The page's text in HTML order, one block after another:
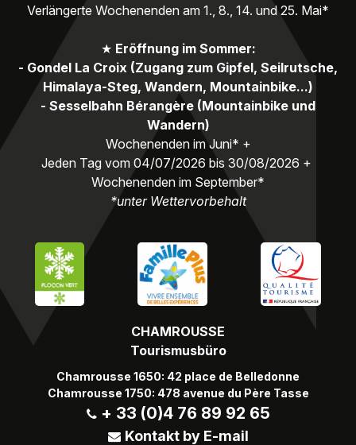
CHAMROUSSE
Tourismusbüro
Chamrousse 1650: 42 place de Belledonne
Chamrousse 1750: 478 avenue du Père Tasse
+ 33 (0)4 76 89 92 65
Kontakt by E-mail
Verlängerte Wochenenden am 1., 8., 14. und 25. Mai*
★ Eröffnung im Sommer:
- Gondel La Croix (Zugang zum Gipfel, Seilrutsche,
Himalaya-Steg, Wandern, Mountainbike...)
- Sesselbahn Bérangère (Mountainbike und
Wandern)
Wochenenden im Juni* +
Jeden Tag vom 04/07/2026 bis 30/08/2026 +
Wochenenden im September*
*unter Wettervorbehalt